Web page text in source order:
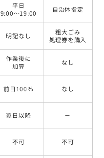
平日
9:00～19:00
自治体指定
明記なし
粗大ごみ
処理券を購入
作業後に
加算
なし
前日100％ なし
翌日以降 －
不可 不可